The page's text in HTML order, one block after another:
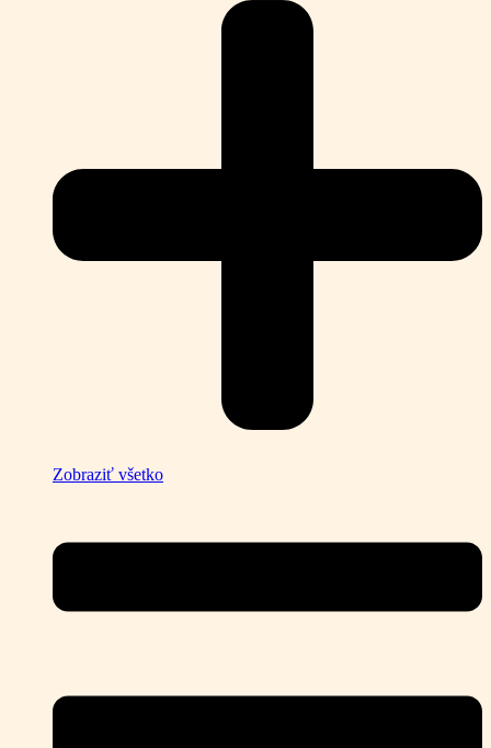
Zobraziť všetko